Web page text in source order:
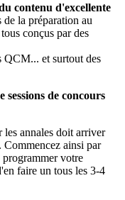
contenu d'excellente
de la préparation au
conçus par des
QCM... et surtout des
sessions de concours
annales doit arriver
Commencez ainsi par
programmer votre
faire un tous les 3-4